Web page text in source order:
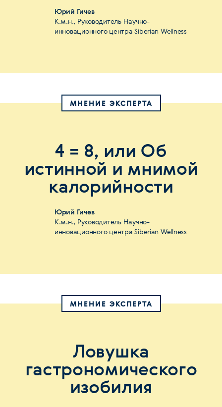
Юрий Гичев
К.м.н., Руководитель Научно-
инновационного центра Siberian Wellness
МНЕНИЕ ЭКСПЕРТА
4 = 8, или Об
истинной и мнимой
калорийности
Юрий Гичев
К.м.н., Руководитель Научно-
инновационного центра Siberian Wellness
МНЕНИЕ ЭКСПЕРТА
Ловушка
гастрономического
изобилия